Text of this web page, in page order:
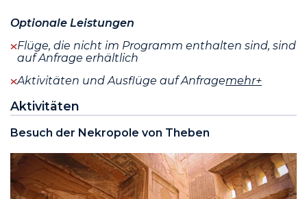
Optionale Leistungen
Flüge, die nicht im Programm enthalten sind, sind
auf Anfrage erhältlich
Aktivitäten und Ausflüge auf Anfragemehr+
Aktivitäten
Besuch der Nekropole von Theben